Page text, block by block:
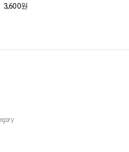
3,600원